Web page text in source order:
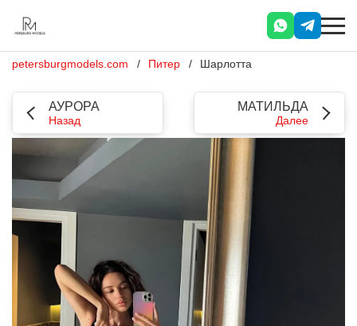
petersburgmodels.com Питер Шарлотта
АУРОРА
Назад
МАТИЛЬДА
Далее